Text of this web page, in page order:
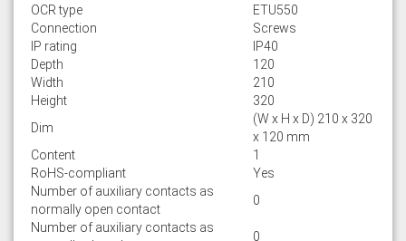
OCR type
ETU550
Connection
Screws
IP rating
IP40
Depth
120
Width
210
Height
320
Dim
(W x H x D) 210 x 320
x 120 mm
Content
1
RoHS-compliant
Yes
Number of auxiliary contacts as
normally open contact
0
Number of auxiliary contacts as
0